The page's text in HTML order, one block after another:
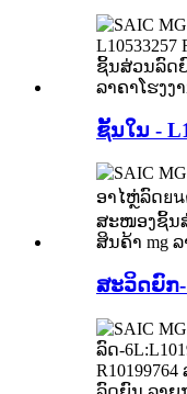
ຊັ້ນໃນ -
ສະວິດຍົກ-